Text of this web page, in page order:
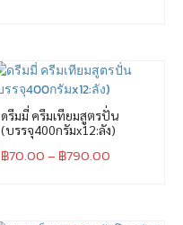
ดรีมมี่ ครีมเทียมสูตรปั่น
(บรรจุ400กรัมx12:ลัง)
฿70.00– ฿790.00